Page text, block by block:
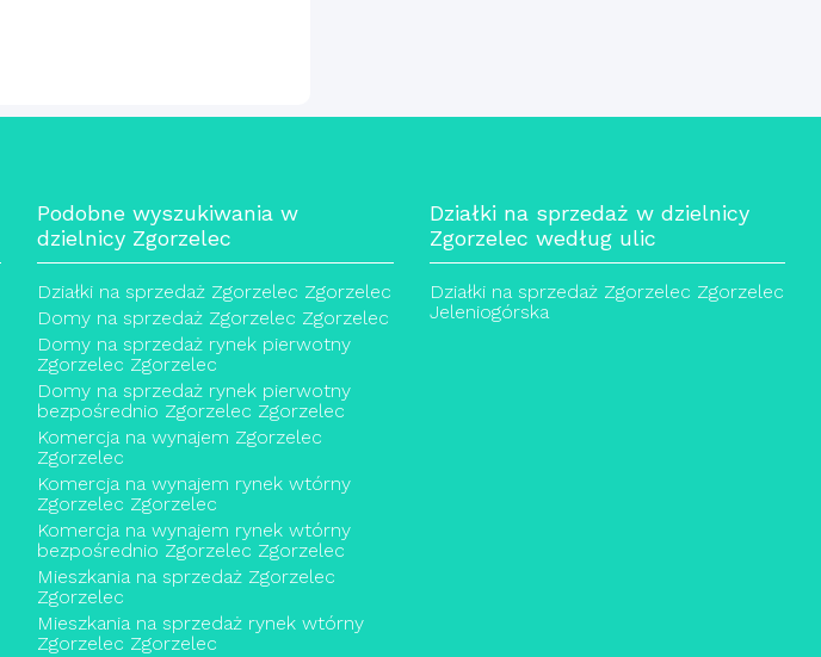
Podobne wyszukiwania w
dzielnicy Zgorzelec
Działki na sprzedaż Zgorzelec Zgorzelec
Domy na sprzedaż Zgorzelec Zgorzelec
Domy na sprzedaż rynek pierwotny
Zgorzelec Zgorzelec
Domy na sprzedaż rynek pierwotny
bezpośrednio Zgorzelec Zgorzelec
Komercja na wynajem Zgorzelec
Zgorzelec
Komercja na wynajem rynek wtórny
Zgorzelec Zgorzelec
Komercja na wynajem rynek wtórny
bezpośrednio Zgorzelec Zgorzelec
Mieszkania na sprzedaż Zgorzelec
Zgorzelec
Mieszkania na sprzedaż rynek wtórny
Zgorzelec Zgorzelec
Działki na sprzedaż w dzielnicy
Zgorzelec według ulic
Działki na sprzedaż Zgorzelec Zgorzelec
Jeleniogórska